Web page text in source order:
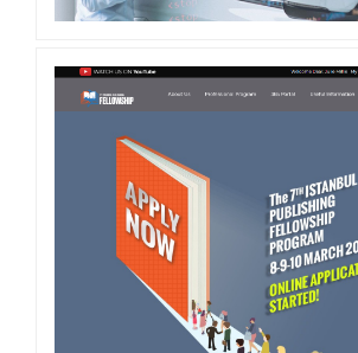
İSMAIL ÇALMAZ OTOMOTIV ÖZEL
YAZILIM